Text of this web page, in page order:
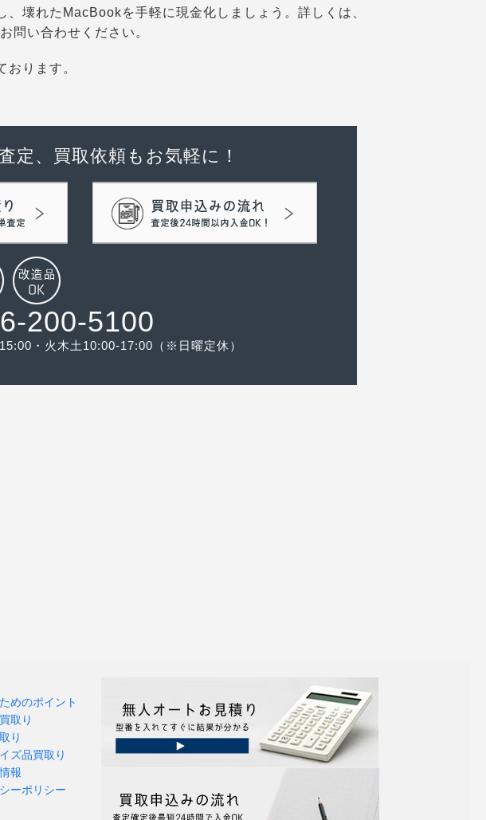
、壊れたMacBookを手軽に現金化しましょう。詳しくは、
問い合わせください。
ります。
定、買取依頼もお気軽に！
200-5100
・火木土10:00-17:00（※日曜定休）
めのポイント
取り
り
ズ品買取り
報
ーポリシー